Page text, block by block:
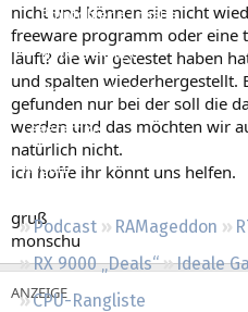
Empfohlene Inhalte
Neue Beiträge
Neueste Aktivitäten
Leserartikel
Regeln
Podcast RAMageddon
RX 9000 „Deals“
Ideale
CPU-Rangliste
nicht und können sie nicht
freeware programm oder eine
läuft? die wir getestet haben
und spalten wiederhergestellt.
gefunden nur bei der soll die
werden und das möchten wir
natürlich nicht.
ich hoffe ihr könnt uns helfen.
gruß
monschu